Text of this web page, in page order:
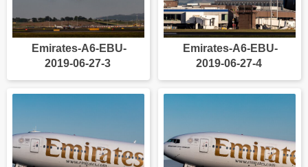
Emirates-A6-EBU-
2019-06-27-3
Emirates-A6-EBU-
2019-06-27-4